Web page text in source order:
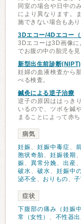
同室の場合や日中の
により異なります。
施できない場合もあり
3Dエコー/4Dエコー（
3Dエコーは3D画像
でお腹の中の胎児を見
新型出生前診断(NIPT)
妊婦の血液検査から
べる検査。
鍼灸による逆子治療
逆子の原因ははっき
いるので、ツボを鍼
まることによって赤
病気
妊娠、 妊娠中毒症、
胞状奇胎、 妊娠後期 、
娠、 異常分娩、 出産、
破水、 破水、 妊娠中
泌不全、 おりもの、
症状
下腹部の痛み（妊娠中
常（女性） 、 不性器出